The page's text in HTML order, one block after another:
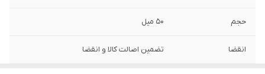
حجم 50 میل
انقضا تضمین اصالت کالا و انقضا